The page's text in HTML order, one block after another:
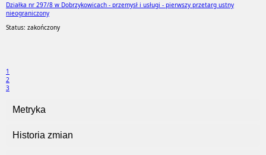
Działka nr 297/8 w Dobrzykowicach - przemysł i usługi - pierwszy przetarg ustny
nieograniczony
Status: zakończony
1
2
3
Metryka
Historia zmian